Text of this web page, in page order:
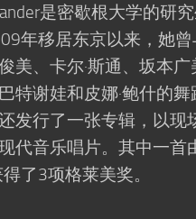
是密歇根大学的研
年移居东京以来，她
美、卡尔·斯通、坂本
特谢娃和皮娜·鲍什的
发行了一张专辑，以
代音乐唱片。其中一
了3项格莱美奖。